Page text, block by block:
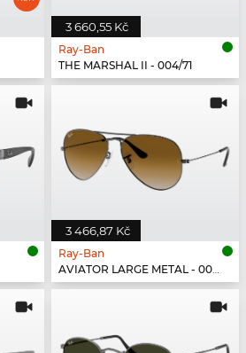
3 660,55 Kč
Ray-Ban
THE MARSHAL II - 004/71
3 466,87 Kč
Ray-Ban
AVIATOR LARGE METAL - 004/51